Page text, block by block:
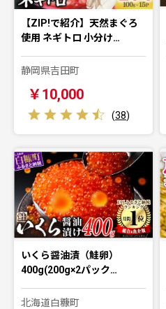
【ZIP!で紹介】天然まぐろ
使用 ネギトロ 小分け…
静岡県吉田町
￥10,000
(38)
いくら醤油漬（鮭卵）
400g(200g×2パック…
北海道白糠町